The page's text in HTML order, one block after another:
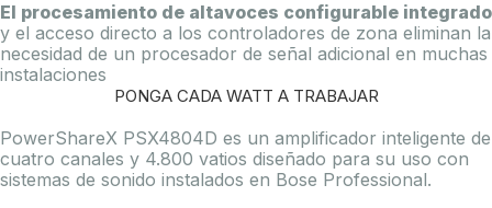
El procesamiento de altavoces configurable integrado
y el acceso directo a los controladores de zona eliminan la
necesidad de un procesador de señal adicional en muchas
instalaciones
PONGA CADA WATT A TRABAJAR
PowerShareX PSX4804D es un amplificador inteligente de
cuatro canales y 4.800 vatios diseñado para su uso con
sistemas de sonido instalados en Bose Professional.